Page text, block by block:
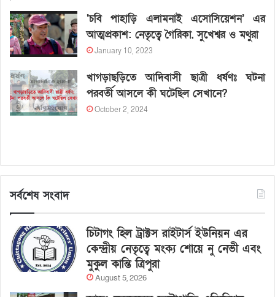
‘চবি পাহাড়ি এলামনাই এসোসিয়েশন’ এর
আত্মপ্রকাশ: নেতৃত্বে গৈরিকা, সুখেশ্বর ও মথুরা
January 10, 2023
খাগড়াছড়িতে আদিবাসী ছাত্রী ধর্ষণঃ ঘটনা
পরবর্তী আসলে কী ঘটেছিল সেখানে?
October 2, 2024
সর্বশেষ সংবাদ
চিটাগং হিল ট্রাক্টস রাইটার্স ইউনিয়ন এর
কেন্দ্রীয় নেতৃত্বে মংক্য শোয়ে নু নেভী এবং
মুকুল কান্তি ত্রিপুরা
August 5, 2026